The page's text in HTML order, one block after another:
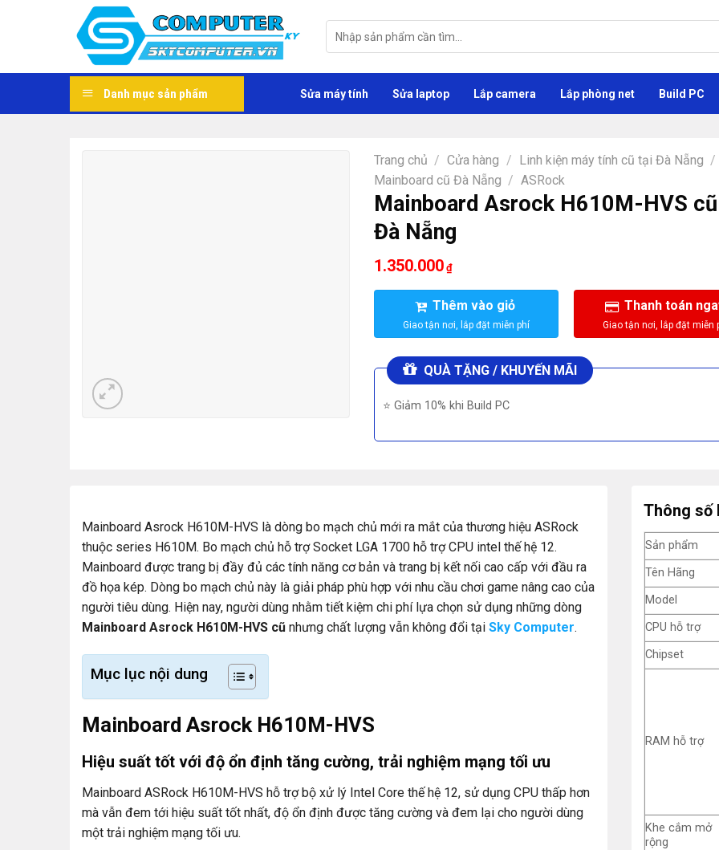
kiếm:
Danh mục sản phẩm Sửa máy tính Sửa laptop Lắp camera Lắp phòng net Build PC
Trang chủ / Cửa hàng / Linh kiện máy tính cũ tại Đà Nẵng /
Mainboard cũ Đà Nẵng / ASRock
Mainboard Asrock H610M-HVS
Đà Nẵng
1.350.000 ₫
Thêm vào giỏ Thanh toán
QUÀ TẶNG / KHUYẾN MÃI
⭐ Giảm 10% khi Build PC
Mainboard Asrock H610M-HVS là dòng bo mạch chủ mới ra mắt của thương hiệu ASRock
thuộc series H610M. Bo mạch chủ hỗ trợ Socket LGA 1700 hỗ trợ CPU intel thế hệ 12.
Mainboard được trang bị đầy đủ các tính năng cơ bản và trang bị kết nối cao cấp với đầu ra
đồ họa kép. Dòng bo mạch chủ này là giải pháp phù hợp với nhu cầu chơi game nâng cao của
người tiêu dùng. Hiện nay, người dùng nhằm tiết kiệm chi phí lựa chọn sử dụng những dòng
Mainboard Asrock H610M-HVS cũ nhưng chất lượng vẫn không đổi tại Sky Computer.
Mục lục nội dung
Mainboard Asrock H610M-HVS
Hiệu suất tốt với độ ổn định tăng cường, trải nghiệm mạng tối ưu
Mainboard ASRock H610M-HVS hỗ trợ bộ xử lý Intel Core thế hệ 12, sử dụng CPU thấp hơn
mà vẫn đem tới hiệu suất tốt nhất, độ ổn định được tăng cường và đem lại cho người dùng
một trải nghiệm mạng tối ưu.
Thông số
Sản phẩm
Tên Hãng
Model
CPU hỗ trợ
Chipset
RAM hỗ trợ
Khe cắm mở
rộng